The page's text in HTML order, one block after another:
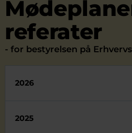
referater
- for bestyrelsen på
2026
2025